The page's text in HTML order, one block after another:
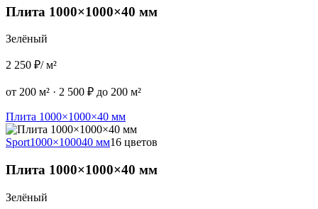
Плита 1000×1000×40 мм
Зелёный
2 250 ₽/ м²
от 200 м² · 2 500 ₽ до 200 м²
Плита 1000×1000×40 мм
Sport1000×100040 мм16 цветов
Плита 1000×1000×40 мм
Зелёный